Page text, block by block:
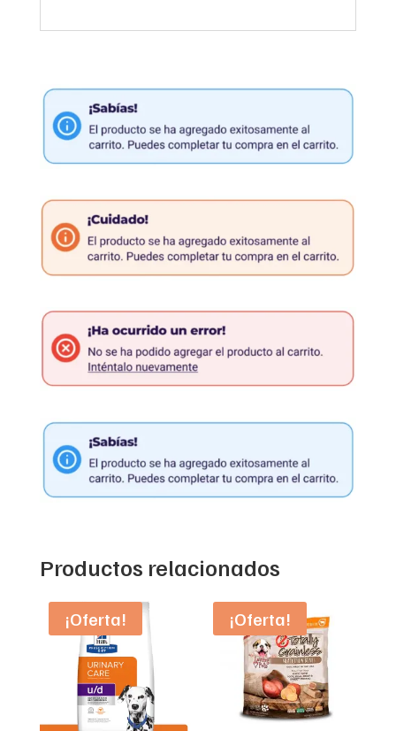
Productos relacionados
¡Oferta! ¡Oferta!